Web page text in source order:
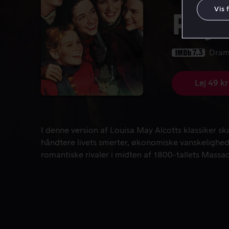
7.3
Lej 49 kr
I denne version af Louisa May Alcotts klassiker
I denne version af Louisa May Alcotts klassiker
håndtere livets smerter, økonomiske
romantiske rivaler i midten af 1800-tallets
Vis